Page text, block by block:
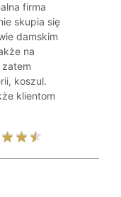
firma
skupia się
damskim
na
zatem
koszul.
klientom